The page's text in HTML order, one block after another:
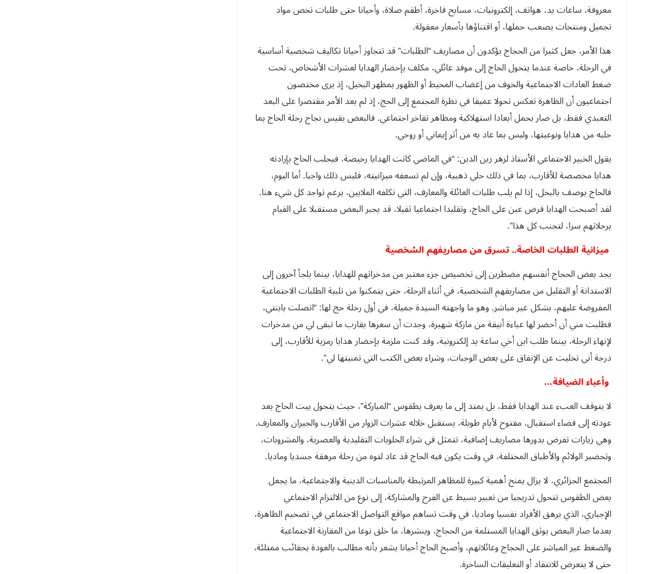
معروفة، ساعات يد، هواتف، إلكترونيات، مسابح فاخرة، أطقم صلاة، وأحيانا حتى طلبات تخص مواد
تجميل ومنتجات يصعب حملها، أو اقتناؤها بأسعار معقولة.
هذا الأمر، جعل كثيرا من الحجاج يؤكدون أن مصاريف “الطلبات” قد تتجاوز أحيانا تكاليف شخصية أساسية
في الرحلة، خاصة عندما يتحول الحاج إلى موفد عائلي، مكلف بإحضار الهدايا لعشرات الأشخاص، تحت
ضغط العادات الاجتماعية والخوف من إغضاب المحيط أو الظهور بمظهر البخيل، إذ يرى مختصون
اجتماعيون أن الظاهرة تعكس تحولا عميقا في نظرة المجتمع إلى الحج، إذ لم يعد الأمر مقتصرا على البعد
التعبدي فقط، بل صار يحمل أبعادا استهلاكية ومظاهر تفاخر اجتماعي. فالبعض يقيس نجاح رحلة الحاج بما
جلبه من هدايا ونوعيتها، وليس بما عاد به من أثر إيماني أو روحي.
يقول الخبير الاجتماعي الأستاذ لزهر زين الدين: “في الماضي كانت الهدايا رخيصة، فيجلب الحاج بإرادته
هدايا مخصصة للأقارب، بما في ذلك حلي ذهبية، وإن لم تسعفه ميزانيته، فليس ذلك واجبا. أما اليوم،
فالحاج يوصف بالبخل، إذا لم يلب طلبات العائلة والمعارف، التي تكلفه الملايين، برغم تواجد كل شيء هنا.
لقد أصبحت الهدايا فرض عين على الحاج، وتقليدا اجتماعيا ثقيلا، قد يجبر البعض مستقبلا على القيام
برحلاتهم سرا، لتجنب كل هذا”.
ميزانية الطلبات الخاصة..تسرق من مصاريفهم الشخصية
يجد بعض الحجاج أنفسهم مضطرين إلى تخصيص جزء معتبر من مدخراتهم للهدايا، بينما يلجأ آخرون إلى
الاستدانة أو التقليل من مصاريفهم الشخصية، في أثناء الرحلة، حتى يتمكنوا من تلبية الطلبات الاجتماعية
المفروضة عليهم، بشكل غير مباشر. وهو ما واجهته السيدة جميلة، في أول رحلة حج لها: “اتصلت بابنتي،
فطلبت مني أن أحضر لها عباءة أنيقة من ماركة شهيرة، وجدت أن سعرها يقارب ما تبقى لي من مدخرات
لإنهاء الرحلة، بينما طلب ابن أخي ساعة يد إلكترونية، وقد كنت ملزمة بإحضار هدايا رمزية للأقارب، إلى
درجة أني تخليت عن الإنفاق على بعض الوجبات، وشراء بعض الكتب التي تمنيتها لي”.
وأعباء الضيافة…
لا يتوقف العبء عند الهدايا فقط، بل يمتد إلى ما يعرف بطقوس “المباركة”، حيث يتحول بيت الحاج بعد
عودته إلى فضاء استقبال، مفتوح لأيام طويلة، يستقبل خلاله عشرات الزوار من الأقارب والجيران والمعارف.
وهي زيارات تفرض بدورها مصاريف إضافية، تتمثل في شراء الحلويات التقليدية والعصرية، والمشروبات،
وتحضير الولائم والأطباق المختلفة، في وقت يكون فيه الحاج قد عاد لتوه من رحلة مرهقة جسديا وماديا.
المجتمع الجزائري، لا يزال يمنح أهمية كبيرة للمظاهر المرتبطة بالمناسبات الدينية والاجتماعية، ما يجعل
بعض الطقوس تتحول تدريجيا من تعبير بسيط عن الفرح والمشاركة، إلى نوع من الالتزام الاجتماعي
الإجباري، الذي يرهق الأفراد نفسيا وماديا، في وقت تساهم مواقع التواصل الاجتماعي في تضخيم الظاهرة،
بعدما صار البعض يوثق الهدايا المستلمة من الحجاج، وينشرها، ما خلق نوعا من المقارنة الاجتماعية
والضغط غير المباشر على الحجاج وعائلاتهم، وأصبح الحاج أحيانا يشعر بأنه مطالب بالعودة بحقائب ممتلئة،
حتى لا يتعرض للانتقاد أو التعليقات الساخرة.